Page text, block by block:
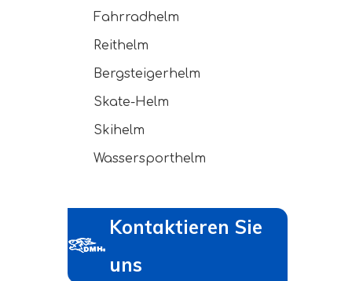
Fahrradhelm
Reithelm
Bergsteigerhelm
Skate-Helm
Skihelm
Wassersporthelm
Kontaktieren Sie
uns